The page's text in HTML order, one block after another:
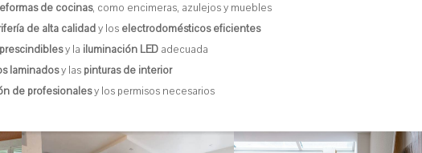
de cocinas, como encimeras, azulejos y muebles
de alta calidady los electrodomésticos eficientes
y la iluminación LED adecuada
laminadosy las pinturas de interior
de profesionalesy los permisos necesarios